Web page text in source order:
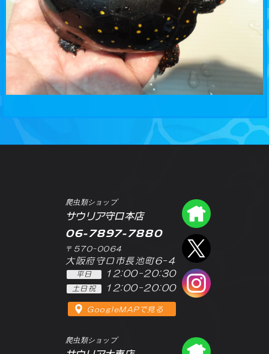
爬虫類ショップ
サウリア守口本店
06-7897-7880
〒570-0064
大阪府守口市長池町6-4
平日 12:00-20:30
土日祝 12:00-20:00
GoogleMAPで見る
爬虫類ショップ